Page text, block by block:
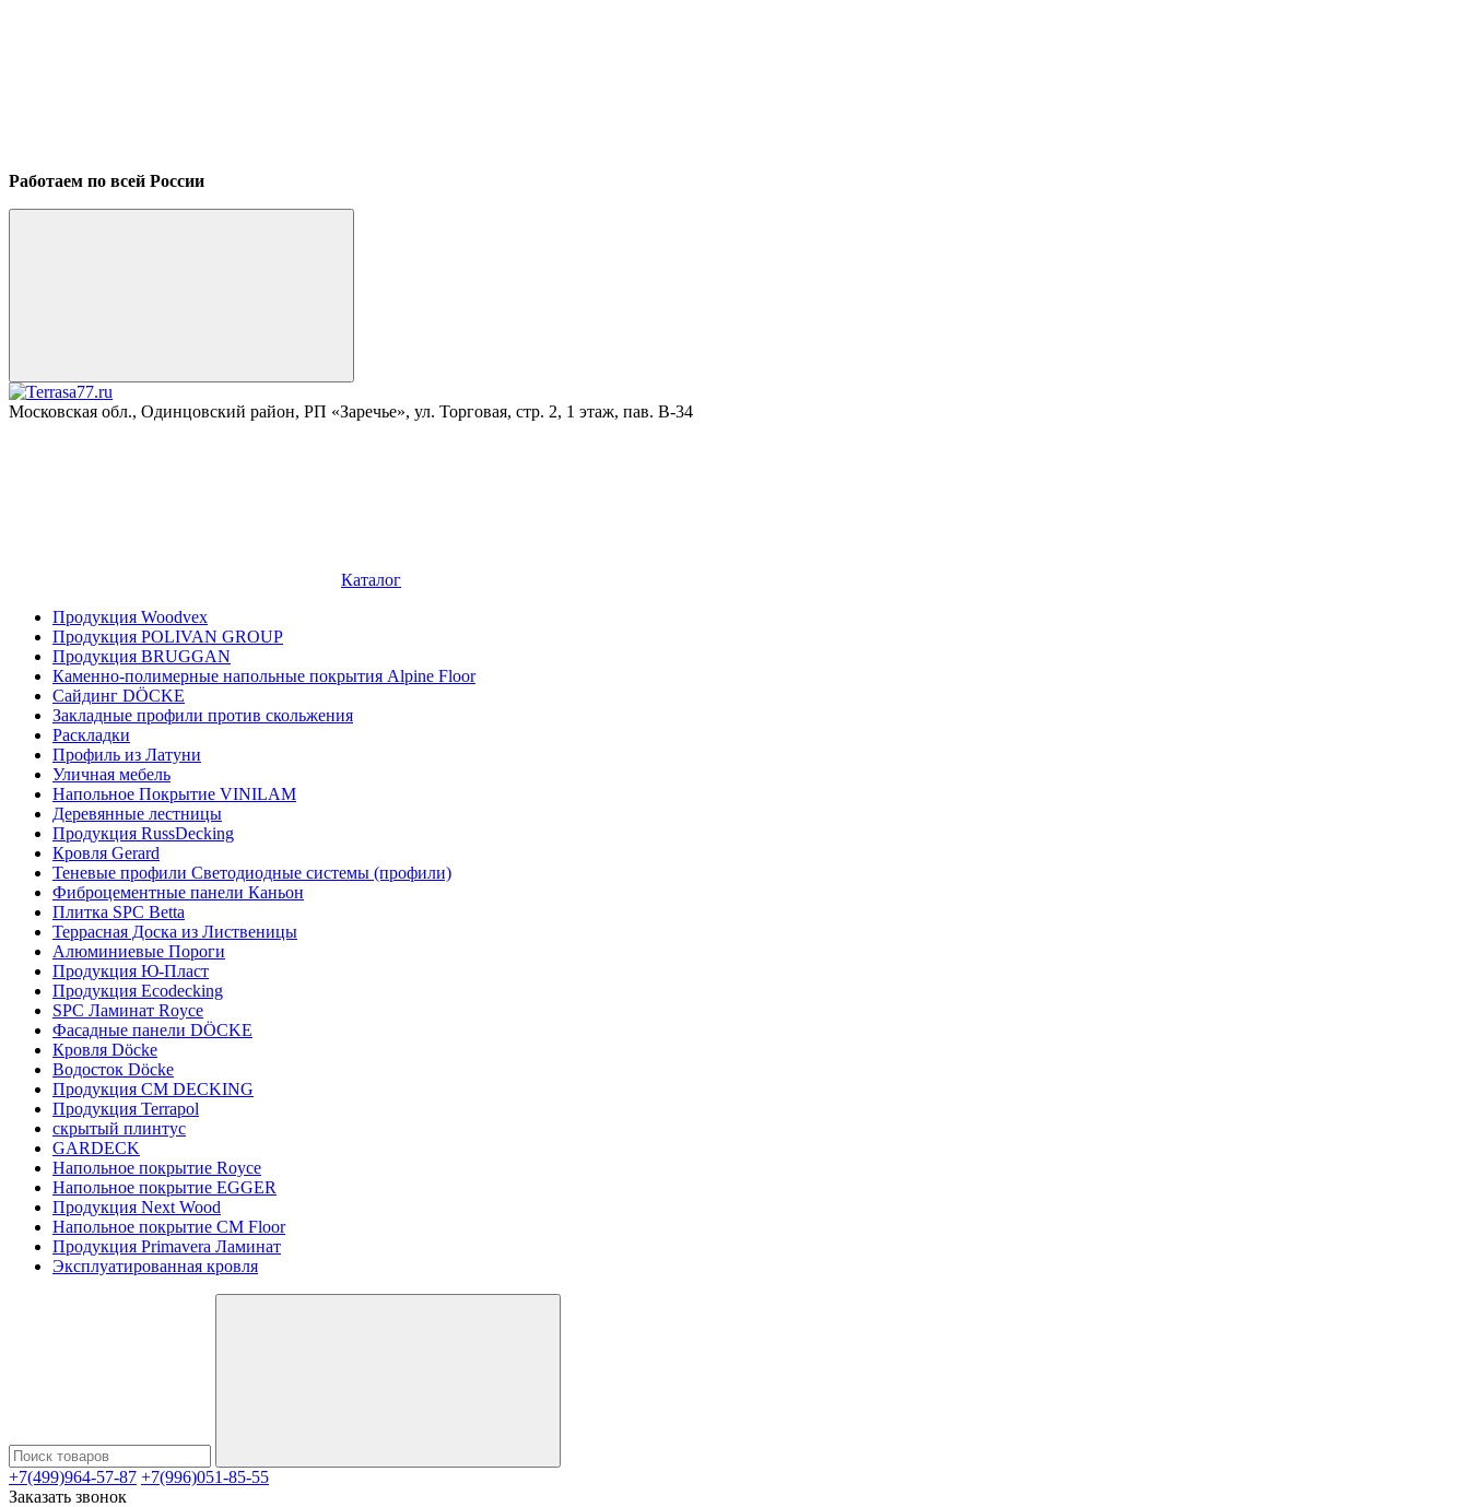
Работаем по всей России
Московская обл., Одинцовский район, РП «Заречье», ул. Торговая, стр. 2, 1 этаж, пав. B-34
Каталог
Продукция Woodvex
Продукция POLIVAN GROUP
Продукция BRUGGAN
Каменно-полимерные напольные покрытия Alpine Floor
Сайдинг DÖCKE
Закладные профили против скольжения
Раскладки
Профиль из Латуни
Уличная мебель
Напольное Покрытие VINILAM
Деревянные лестницы
Продукция RussDecking
Кровля Gerard
Теневые профили Светодиодные системы (профили)
Фиброцементные панели Каньон
Плитка SPC Betta
Террасная Доска из Лиственицы
Алюминиевые Пороги
Продукция Ю-Пласт
Продукция Ecodecking
SPC Ламинат Royce
Фасадные панели DÖCKE
Кровля Döcke
Водосток Döcke
Продукция CM DECKING
Продукция Terrapol
скрытый плинтус
GARDECK
Напольное покрытие Royce
Напольное покрытие EGGER
Продукция Next Wood
Напольное покрытие CM Floor
Продукция Primavera Ламинат
Эксплуатированная кровля
+7(499)964-57-87 +7(996)051-85-55
Заказать звонок